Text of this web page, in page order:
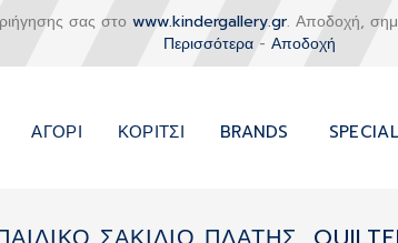
σας στο www.kindergallery.gr. Αποδοχή,
Περισσότερα- Αποδοχή
ΑΓΌΡΙ ΚΟΡΊΤΣΙ BRANDS